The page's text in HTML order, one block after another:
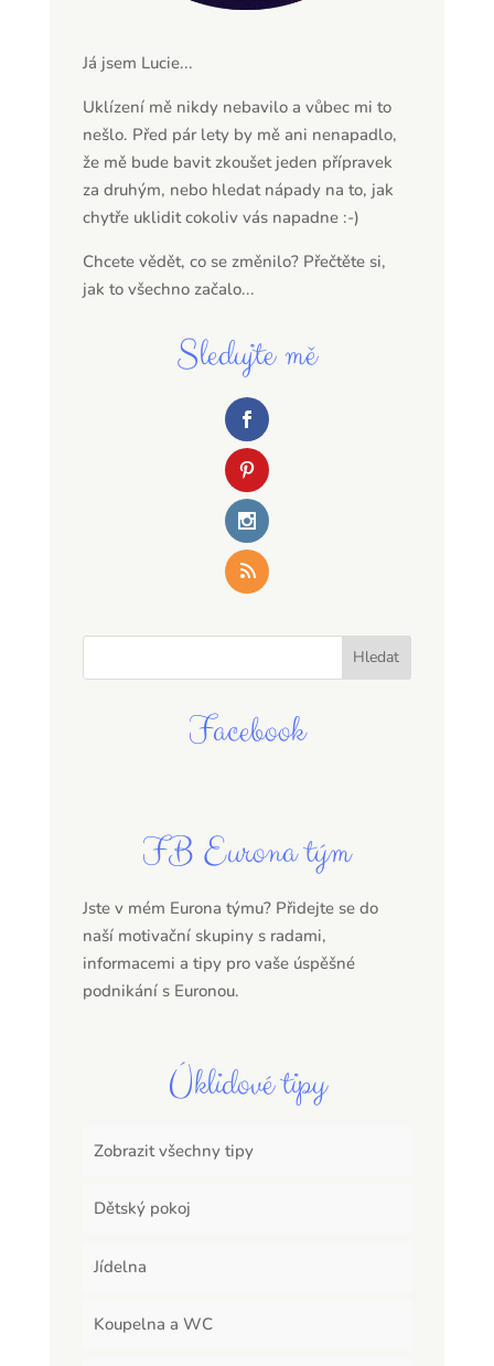
Já jsem Lucie...
Uklízení mě nikdy nebavilo a vůbec mi to
nešlo. Před pár lety by mě ani nenapadlo,
že mě bude bavit zkoušet jeden přípravek
za druhým, nebo hledat nápady na to, jak
chytře uklidit cokoliv vás napadne :-)
Chcete vědět, co se změnilo? Přečtěte si,
jak to všechno začalo...
Sledujte mě
Facebook
FB Eurona tým
Jste v mém Eurona týmu? Přidejte se do
naší motivační skupiny s radami,
informacemi a tipy pro vaše úspěšné
podnikání s Euronou.
Úklidové tipy
Zobrazit všechny tipy
Dětský pokoj
Jídelna
Koupelna a WC